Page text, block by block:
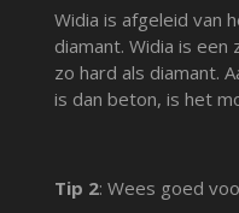
Widia is afgeleid van
diamant. Widia is
zo hard als diamant.
is dan beton, is het
Tip 2: Wees goed